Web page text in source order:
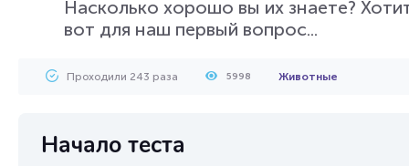
Насколько хорошо вы их знаете?
вот для наш первый вопрос...
Проходили 243 раза 5998 Животные
Начало теста